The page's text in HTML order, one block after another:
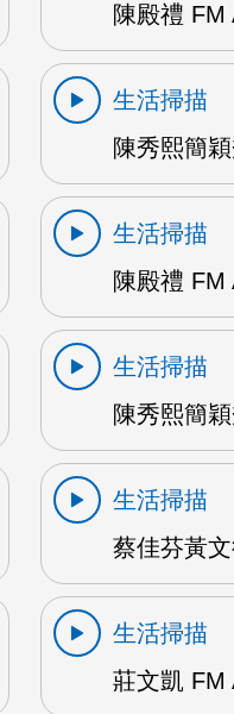
陳殿禮 FM
生活掃描
陳秀熙簡
生活掃描
陳殿禮 FM
生活掃描
陳秀熙簡
生活掃描
蔡佳芬黃
生活掃描
莊文凱 FM